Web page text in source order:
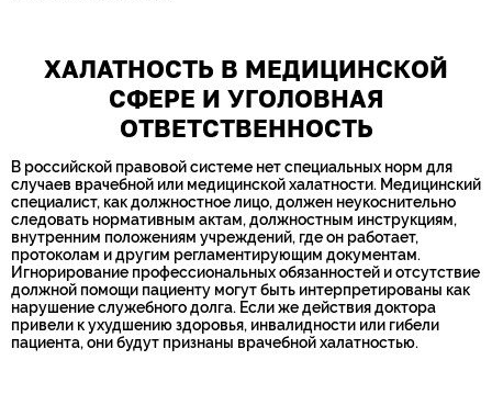
ХАЛАТНОСТЬ В МЕДИЦИНСКОЙ
СФЕРЕ И УГОЛОВНАЯ
ОТВЕТСТВЕННОСТЬ
В российской правовой системе нет специальных норм для
случаев врачебной или медицинской халатности. Медицинский
специалист, как должностное лицо, должен неукоснительно
следовать нормативным актам, должностным инструкциям,
внутренним положениям учреждений, где он работает,
протоколам и другим регламентирующим документам.
Игнорирование профессиональных обязанностей и отсутствие
должной помощи пациенту могут быть интерпретированы как
нарушение служебного долга. Если же действия доктора
привели к ухудшению здоровья, инвалидности или гибели
пациента, они будут признаны врачебной халатностью.